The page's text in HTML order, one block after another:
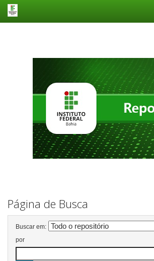
Página de Busca
Buscar em:
por